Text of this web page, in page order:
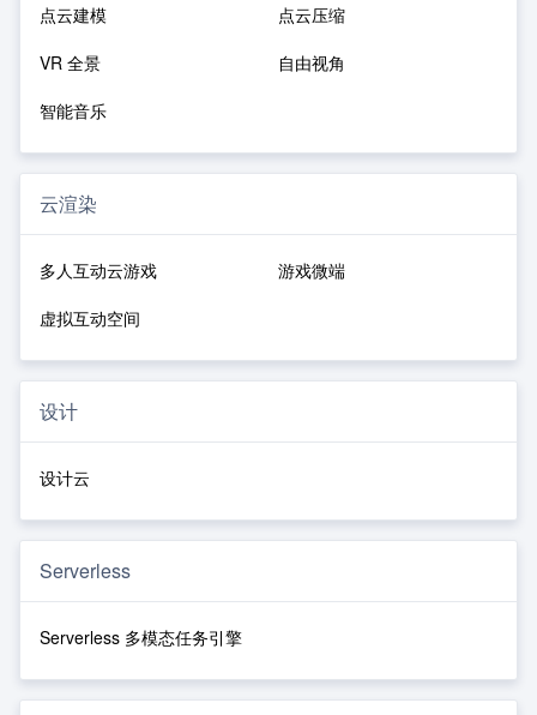
点云建模
点云压缩
VR 全景
自由视角
智能音乐
云渲染
多人互动云游戏
游戏微端
虚拟互动空间
设计
设计云
Serverless
Serverless 多模态任务引擎